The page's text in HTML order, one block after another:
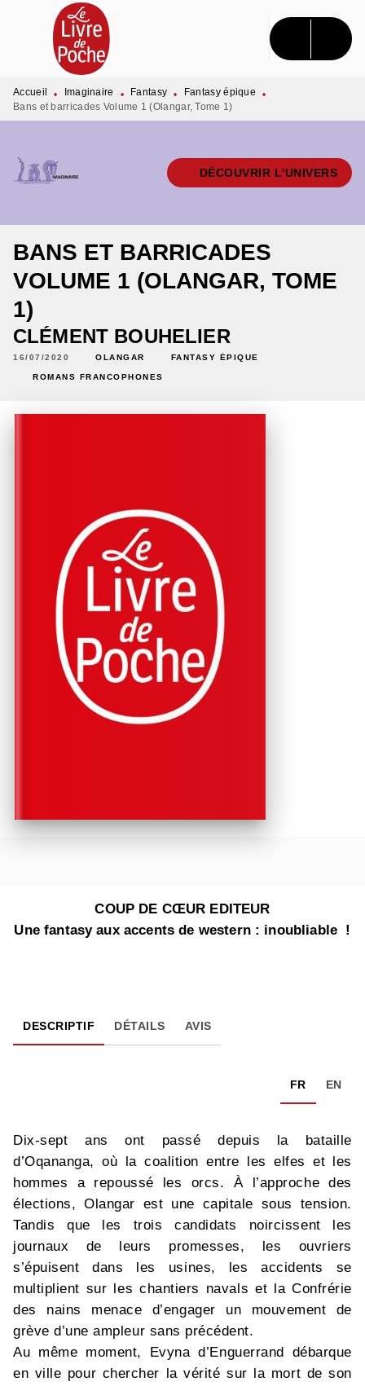
MENU RECHERCHE CONTENU
PIED DE PAGE
Accueil • Imaginaire • Fantasy • Fantasy épique
•
Bans et barricades Volume 1 (Olangar, Tome 1)
DÉCOUVRIR L'UNIVERS
BANS ET BARRICADES
VOLUME 1 (OLANGAR, TOME
1)
CLÉMENT BOUHELIER
16/07/2020 OLANGAR FANTASY ÉPIQUE
ROMANS FRANCOPHONES
COUP DE CŒUR EDITEUR
Une fantasy aux accents de western : inoubliable !
DESCRIPTIF DÉTAILS AVIS
FR EN
Dix-sept ans ont passé depuis la bataille
d’Oqananga, où la coalition entre les elfes et les
hommes a repoussé les orcs. À l’approche des
élections, Olangar est une capitale sous tension.
Tandis que les trois candidats noircissent les
journaux de leurs promesses, les ouvriers
s’épuisent dans les usines, les accidents se
multiplient sur les chantiers navals et la Confrérie
des nains menace d’engager un mouvement de
grève d’une ampleur sans précédent.
Au même moment, Evyna d’Enguerrand débarque
en ville pour chercher la vérité sur la mort de son